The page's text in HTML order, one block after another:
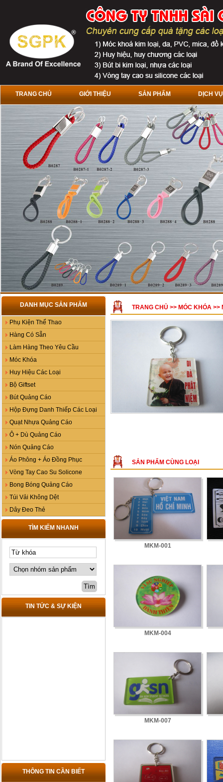
TRANG CHỦ GIỚI THIỆU SẢN PHẨM DỊCH VỤ
DANH MỤC SẢN PHẨM
Phụ Kiện Thể Thao
Hàng Có Sẵn
Làm Hàng Theo Yêu Cầu
Móc Khóa
Huy Hiệu Các Loại
Bộ Giftset
Bút Quảng Cáo
Hộp Đựng Danh Thiếp Các Loại
Quạt Nhựa Quảng Cáo
Ô + Dù Quảng Cáo
Nón Quảng Cáo
Áo Phông + Áo Đồng Phục
Vòng Tay Cao Su Solicone
Bong Bóng Quảng Cáo
Túi Vải Không Dệt
Dây Đeo Thẻ
TÌM KIẾM NHANH
TIN TỨC & SỰ KIỆN
THÔNG TIN CẦN BIẾT
TRANG CHỦ >> MÓC KHÓA >>
SẢN PHẨM CÙNG LOẠI
MKM-001
MKM-004
MKM-007